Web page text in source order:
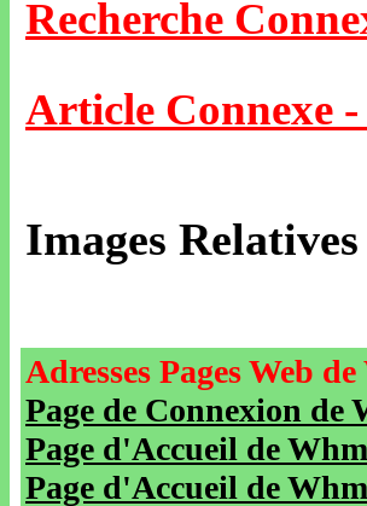
Recherche
Article Connexe
Images Relatives
Adresses Pages Web
Page de Connexion de
Page d'Accueil de
Page d'Accueil de